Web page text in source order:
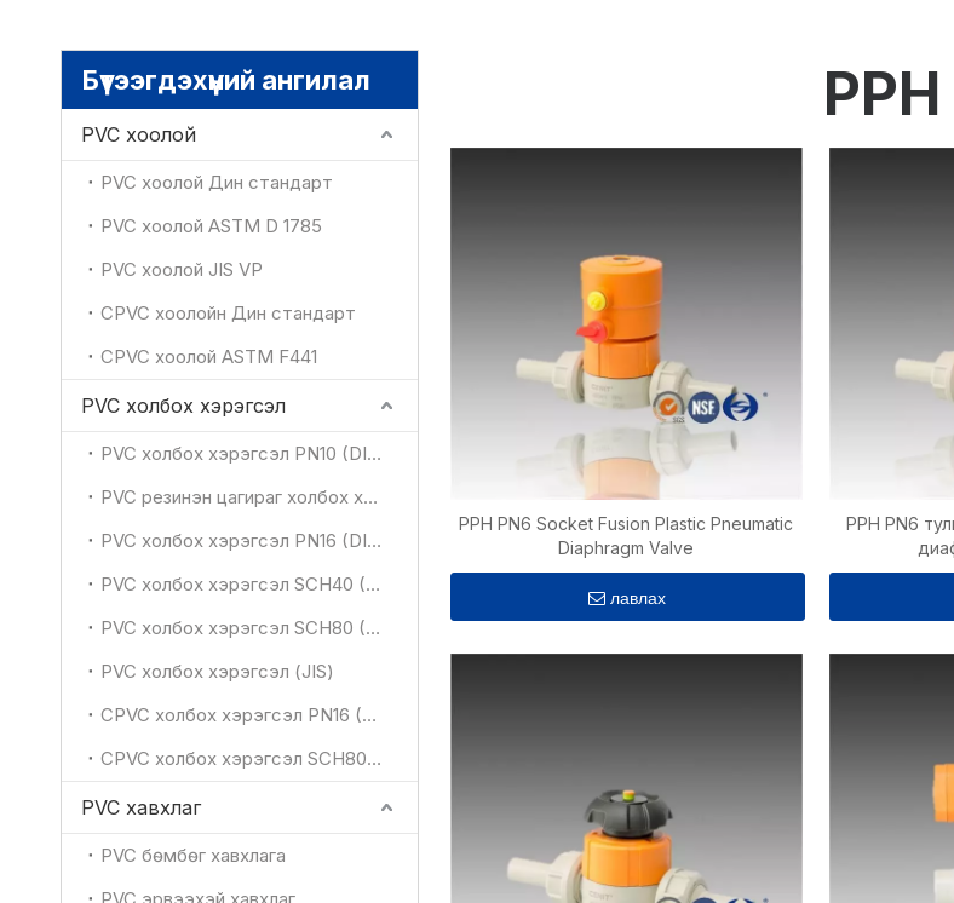
PE холбох хэрэгсэл
HPRAY бүтээгдэхүүн
Бүтээгдэхүүний ангилал
PVC хоолой
PVC хоолой Дин стандарт
PVC хоолой ASTM D 1785
PVC хоолой JIS VP
CPVC хоолойн Дин стандарт
CPVC хоолой ASTM F441
PVC холбох хэрэгсэл
PVC холбох хэрэгсэл PN10 (DIN)
PVC резинэн цагираг холбох хэрэгсэл (DIN)
PVC холбох хэрэгсэл PN16 (DIN)
PVC холбох хэрэгсэл SCH40 (ASTM)
PVC холбох хэрэгсэл SCH80 (ASTM)
PVC холбох хэрэгсэл (JIS)
CPVC холбох хэрэгсэл PN16 (DIN)
CPVC холбох хэрэгсэл SCH80 (ASTM)
PVC хавхлаг
PVC бөмбөг хавхлага
PPH PN6 Socket Fusion Plastic Pneumatic
Diaphragm Valve
лавлах
PPH PN6